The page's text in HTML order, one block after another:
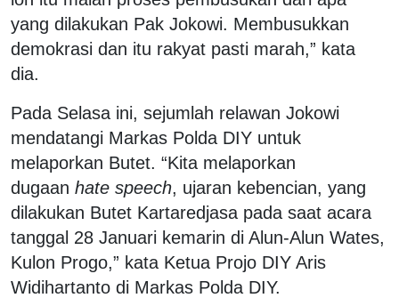
yang dilakukan Pak Jokowi. Membusukkan
demokrasi dan itu rakyat pasti marah,” kata
dia.
Pada Selasa ini, sejumlah relawan Jokowi
mendatangi Markas Polda DIY untuk
melaporkan Butet. “Kita melaporkan
dugaan hate speech, ujaran kebencian, yang
dilakukan Butet Kartaredjasa pada saat acara
tanggal 28 Januari kemarin di Alun-Alun Wates,
Kulon Progo,” kata Ketua Projo DIY Aris
Widihartanto di Markas Polda DIY.